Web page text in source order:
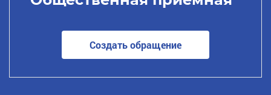
Создать обращение